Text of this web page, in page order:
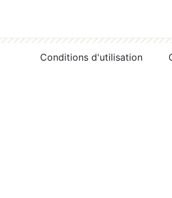
Conditions d'utilisation